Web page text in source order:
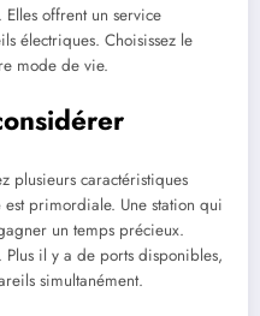
Elles offrent un service
électriques. Choisissez le
mode de vie.
plusieurs caractéristiques
est primordiale. Une station qui
un temps précieux.
. Plus il y a de ports disponibles,
simultanément.